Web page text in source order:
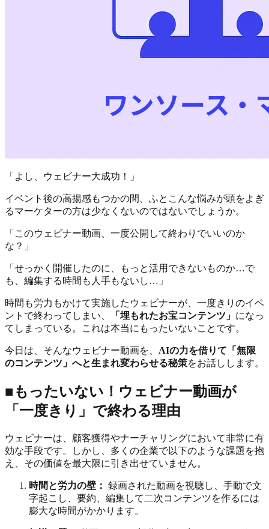
「よし、ウェビナー大成功！」
イベント後の高揚感もつかの間、ふとこんな悩みが頭をよぎ
るマーケターの方は少なくないのではないでしょうか。
「このウェビナー動画、一度公開して終わりでいいのか
な？」
「せっかく開催したのに、もっと活用できないものか…で
も、編集する時間も人手もないし…」
時間も労力もかけて実施したウェビナーが、一度きりのイベ
ントで終わってしまい、
「埋もれたお宝コンテンツ」 になっ
てしまっている。これは本当にもったいないことです。
今日は、そんなウェビナー動画を、 AIの力を借りて「無限
のコンテンツ」へと生まれ変わらせる秘策をお話しします。
■もったいない！ウェビナー動画が
「一度きり」で終わる理由
ウェビナーは、顧客獲得やナーチャリングにおいて非常に有
効な手段です。しかし、多くの企業で以下のような課題を抱
え、その価値を最大限に引き出せていません。
時間と労力の壁： 録画された動画を視聴し、手動で文
字起こし、要約、編集して二次コンテンツを作るには
膨大な時間がかかります。